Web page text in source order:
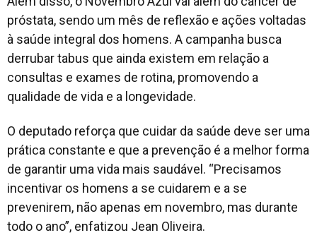
próstata, sendo um mês de reflexão e ações voltadas
à saúde integral dos homens. A campanha busca
derrubar tabus que ainda existem em relação a
consultas e exames de rotina, promovendo a
qualidade de vida e a longevidade.
O deputado reforça que cuidar da saúde deve ser uma
prática constante e que a prevenção é a melhor forma
de garantir uma vida mais saudável. “Precisamos
incentivar os homens a se cuidarem e a se
prevenirem, não apenas em novembro, mas durante
todo o ano”, enfatizou Jean Oliveira.